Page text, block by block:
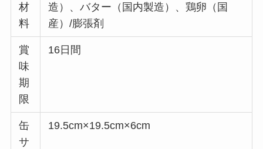
材
料
造）、バター（国内製造）、鶏卵（国
産）/膨張剤
賞
味
期
限
16日間
缶
サ
19.5cm×19.5cm×6cm